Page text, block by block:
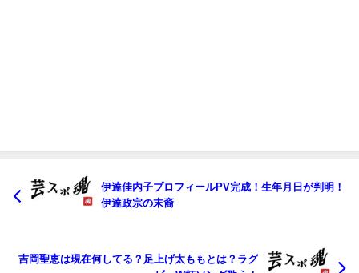
伊達佳内子プロフィールPV完成！生年月日が判明！
伊達政宗の末裔
吉岡聖恵は現在何してる？足上げ太ももとは？ラグ